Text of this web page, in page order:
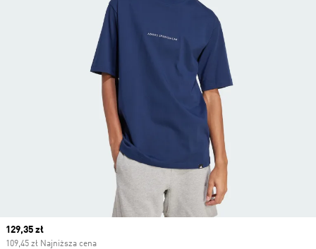
Current price
129,35 zł
109,45 zł Najniższa cena